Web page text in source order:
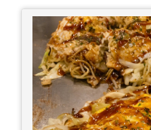
かかる事2つ目。疎遠
にかかるetcが徐々に....。 気の持ちようと
ミングかもしれません
す。